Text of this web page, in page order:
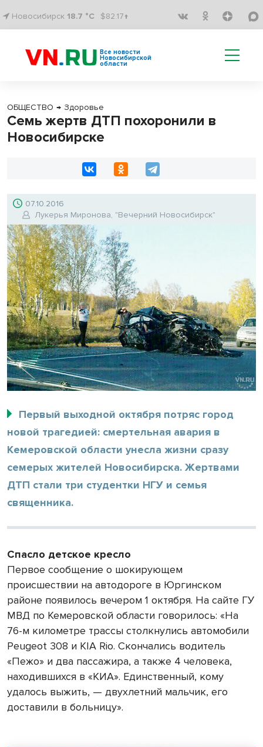
Новосибирск 18.7 °C $82.17↑
Все новости
Новосибирской
области
ОБЩЕСТВО → Здоровье
Семь жертв ДТП похоронили в
Новосибирске
07.10.2016
Лукерья Миронова, "Вечерний Новосибирск"
Первый выходной октября потряс город
новой трагедией: смертельная авария в
Кемеровской области унесла жизни сразу
семерых жителей Новосибирска. Жертвами
ДТП стали три студентки НГУ и семья
священника.
Спасло детское кресло
Первое сообщение о шокирующем
происшествии на автодороге в Юргинском
районе появилось вечером 1 октября. На сайте ГУ
МВД по Кемеровской области говорилось: «На
76-м километре трассы столкнулись автомобили
Peugeot 308 и KIA Rio. Скончались водитель
«Пежо» и два пассажира, а также 4 человека,
находившихся в «КИА». Единственный, кому
удалось выжить, — двухлетний мальчик, его
доставили в больницу».